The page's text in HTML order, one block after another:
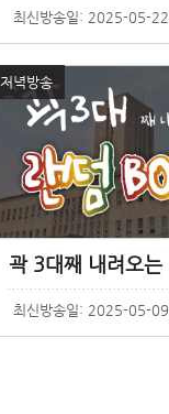
최신방송일: 2025-05-
저녁방송
곽 3대째 내려오는
최신방송일: 2025-05-